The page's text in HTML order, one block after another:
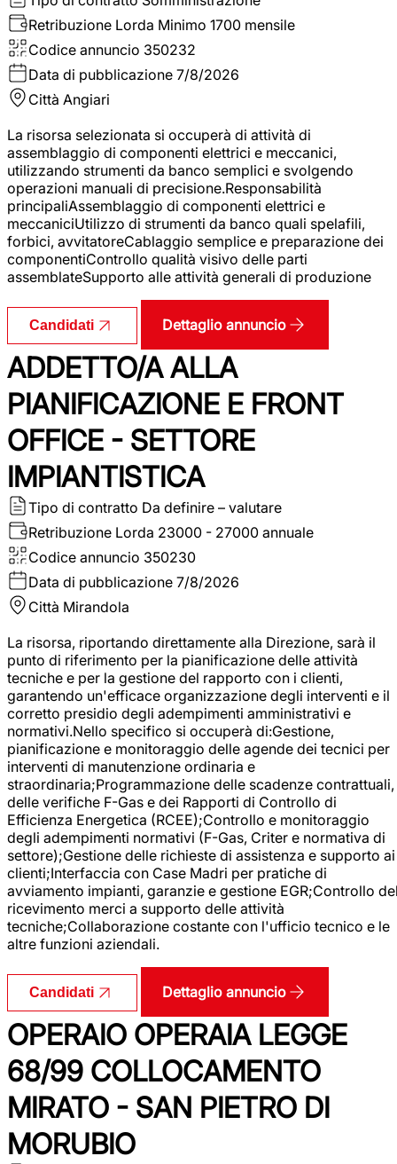
Retribuzione Lorda Minimo 1700 mensile
Codice annuncio 350232
Data di pubblicazione 7/8/2026
Città Angiari
La risorsa selezionata si occuperà di attività di
assemblaggio di componenti elettrici e meccanici,
utilizzando strumenti da banco semplici e svolgendo
operazioni manuali di precisione.Responsabilità
principaliAssemblaggio di componenti elettrici e
meccaniciUtilizzo di strumenti da banco quali spelafili,
forbici, avvitatoreCablaggio semplice e preparazione dei
componentiControllo qualità visivo delle parti
assemblateSupporto alle attività generali di produzione
Candidati Dettaglio annuncio
ADDETTO/A ALLA
PIANIFICAZIONE E FRONT
OFFICE - SETTORE
IMPIANTISTICA
Tipo di contratto Da definire – valutare
Retribuzione Lorda 23000 - 27000 annuale
Codice annuncio 350230
Data di pubblicazione 7/8/2026
Città Mirandola
La risorsa, riportando direttamente alla Direzione, sarà il
punto di riferimento per la pianificazione delle attività
tecniche e per la gestione del rapporto con i clienti,
garantendo un'efficace organizzazione degli interventi e il
corretto presidio degli adempimenti amministrativi e
normativi.Nello specifico si occuperà di:Gestione,
pianificazione e monitoraggio delle agende dei tecnici per
interventi di manutenzione ordinaria e
straordinaria;Programmazione delle scadenze contrattuali,
delle verifiche F-Gas e dei Rapporti di Controllo di
Efficienza Energetica (RCEE);Controllo e monitoraggio
degli adempimenti normativi (F-Gas, Criter e normativa di
settore);Gestione delle richieste di assistenza e supporto ai
clienti;Interfaccia con Case Madri per pratiche di
avviamento impianti, garanzie e gestione EGR;Controllo
ricevimento merci a supporto delle attività
tecniche;Collaborazione costante con l'ufficio tecnico e le
altre funzioni aziendali.
Candidati Dettaglio annuncio
OPERAIO OPERAIA LEGGE
68/99 COLLOCAMENTO
MIRATO - SAN PIETRO DI
MORUBIO